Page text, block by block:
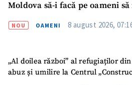
Moldova să-i facă pe oameni să
NOU OAMENI 8 august 2026,
„Al doilea război” al refugiaților
abuz și umilire la Centrul